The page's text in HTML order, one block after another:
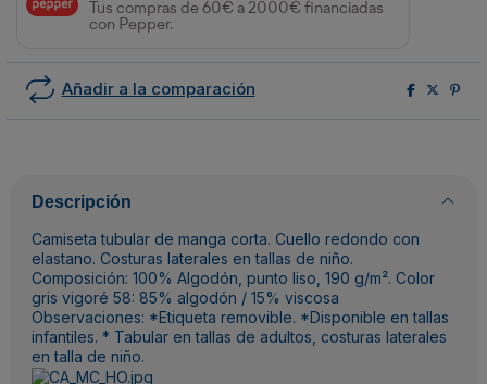
Tus compras de 60€ a 2000€ financiadas
con Pepper.
Añadir a la comparación
Descripción
Camiseta tubular de manga corta. Cuello redondo con
elastano. Costuras laterales en tallas de niño.
Composición: 100% Algodón, punto liso, 190 g/m². Color
gris vigoré 58: 85% algodón / 15% viscosa
Observaciones: *Etiqueta removible. *Disponible en tallas
infantiles. * Tabular en tallas de adultos, costuras laterales
en talla de niño.